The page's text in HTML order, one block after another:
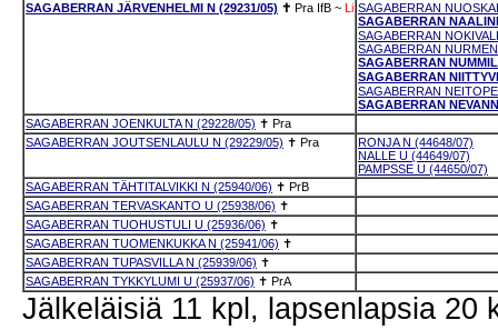
SAGABERRAN JÄRVENHELMI N (29231/05) ✝ Pra IfB ~ Li SAGABERRAN
SAGABERRAN
SAGABERRAN
SAGABERRAN
SAGABERRAN
SAGABERRAN
SAGABERRAN
SAGABERRAN
SAGABERRAN JOENKULTA N (29228/05) ✝ Pra
SAGABERRAN JOUTSENLAULU N (29229/05) ✝ Pra
RONJA N (44648/07)
NALLE U (44649/07)
PAMPSSE U (44650/07)
SAGABERRAN TÄHTITALVIKKI N (25940/06) ✝ PrB
SAGABERRAN TERVASKANTO U (25938/06) ✝
SAGABERRAN TUOHUSTULI U (25936/06) ✝
SAGABERRAN TUOMENKUKKA N (25941/06) ✝
SAGABERRAN TUPASVILLA N (25939/06) ✝
SAGABERRAN TYKKYLUMI U (25937/06) ✝ PrA
Jälkeläisiä 11 kpl, lapsenlapsia 20